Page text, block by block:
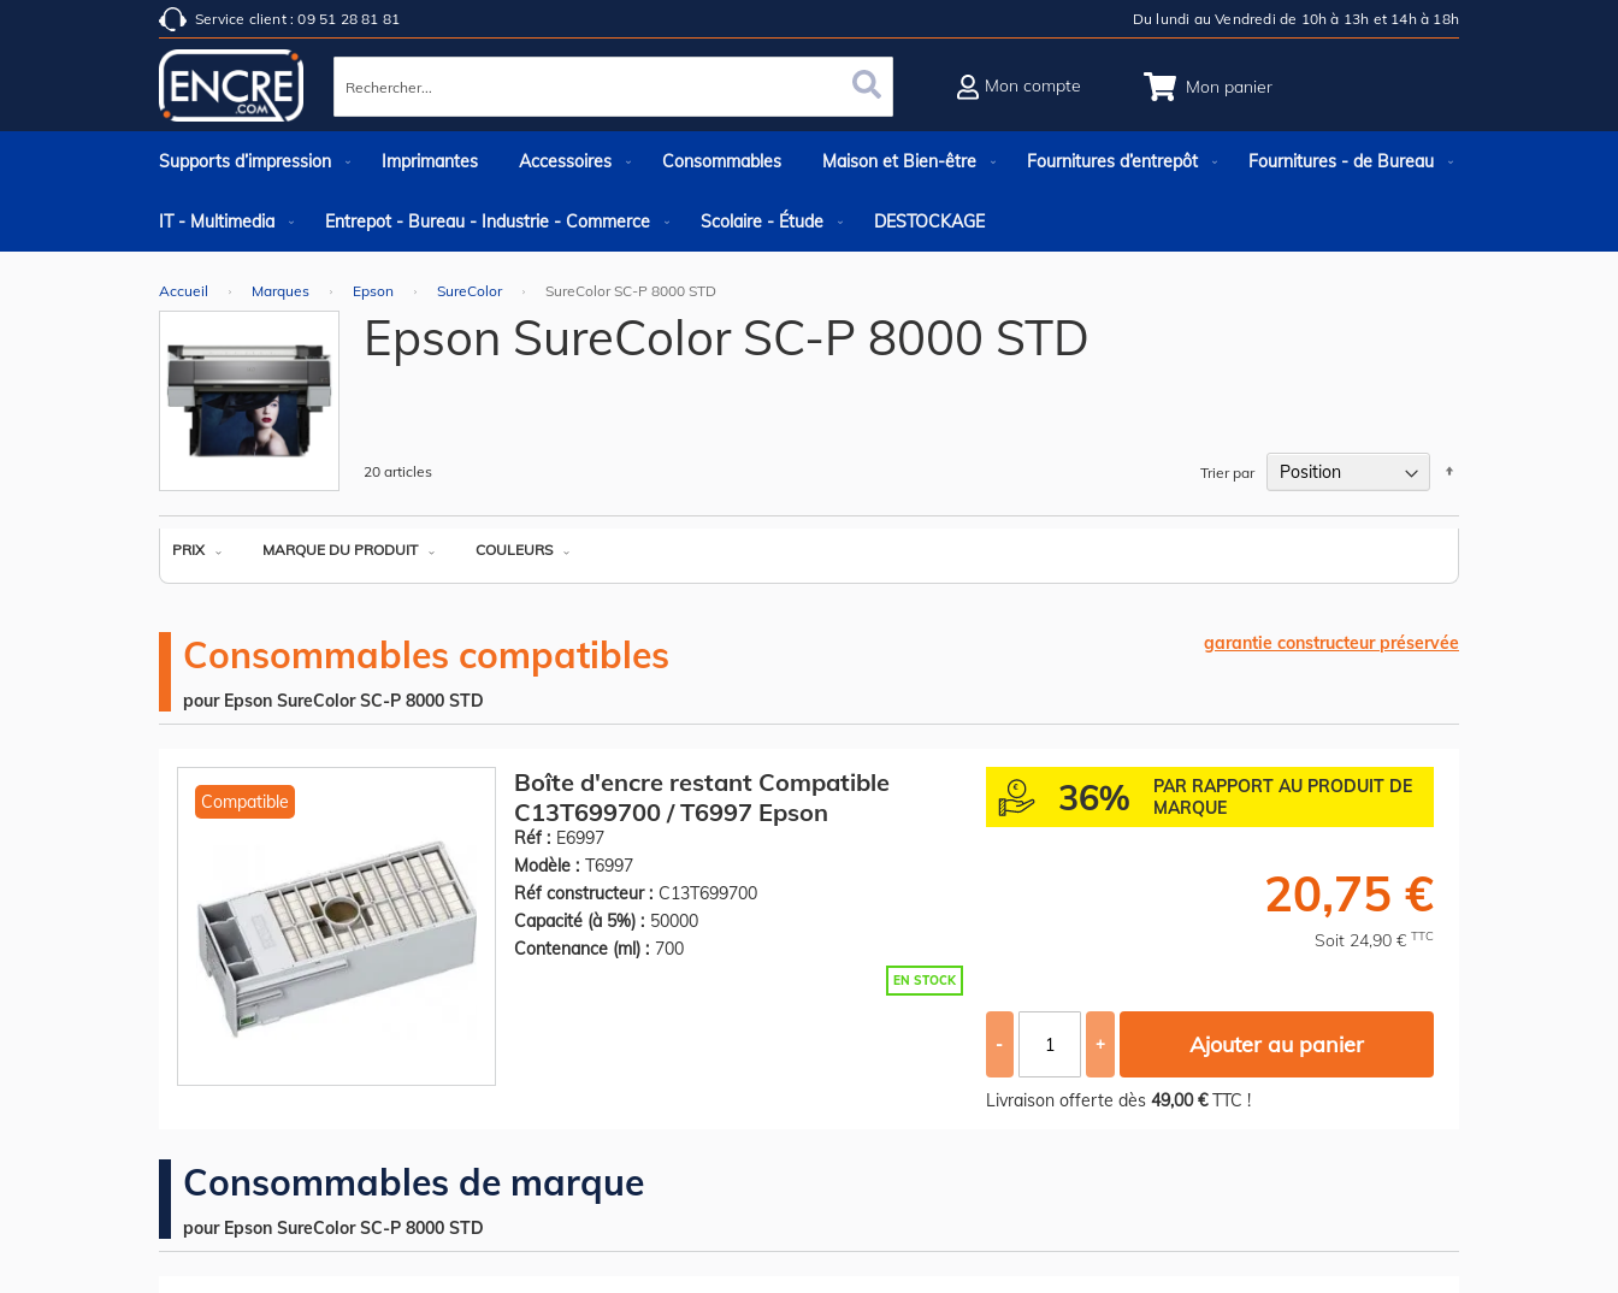
Service client : 09 51 28 81 81 Du lundi au Vendredi de 10h à 13h et 14h à 18h
Mon panier
Rechercher Rechercher
Mon compte
Supports d’impression Imprimantes Accessoires Consommables Maison et Bien-être Fournitures d’entrepôt Fournitures - de Bureau
IT - Multimedia Entrepot - Bureau - Industrie - Commerce Scolaire - Étude DESTOCKAGE
Accueil Marques Epson SureColor SureColor SC-P 8000 STD
Epson SureColor SC-P 8000 STD
PRIX MARQUE DU PRODUIT COULEURS
20 articles Trier par
Consommables compatibles garantie constructeur préservée
pour Epson SureColor SC-P 8000 STD
Compatible
Boîte d'encre restant Compatible
C13T699700 / T6997 Epson
Réf : E6997
Modèle : T6997
Réf constructeur : C13T699700
Capacité (à 5%) : 50000
Contenance (ml) : 700
EN STOCK
36%
PAR RAPPORT AU PRODUIT DE
MARQUE
20,75 €
Soit 24,90 € TTC
- + Ajouter au panier
Livraison offerte dès 49,00 €TTC !
Consommables de marque
pour Epson SureColor SC-P 8000 STD